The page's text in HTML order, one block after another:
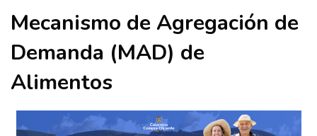
Mecanismo de Agregación de
Demanda (MAD) de
Alimentos